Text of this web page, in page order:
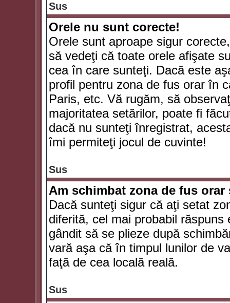
Sus
Orele nu sunt corecte!
Orele sunt aproape sigur
să vedeţi că toate orele afişate
cea în care sunteţi. Dacă este
profil pentru zona de fus orar în
Paris, etc. Vă rugăm, să
majoritatea setărilor, poate fi
dacă nu sunteţi înregistrat,
îmi permiteţi jocul de cuvinte!
Sus
Am schimbat zona de fus
Dacă sunteţi sigur că aţi setat
diferită, cel mai probabil
gândit să se plieze după
vară aşa că în timpul lunilor de
faţă de cea locală reală.
Sus